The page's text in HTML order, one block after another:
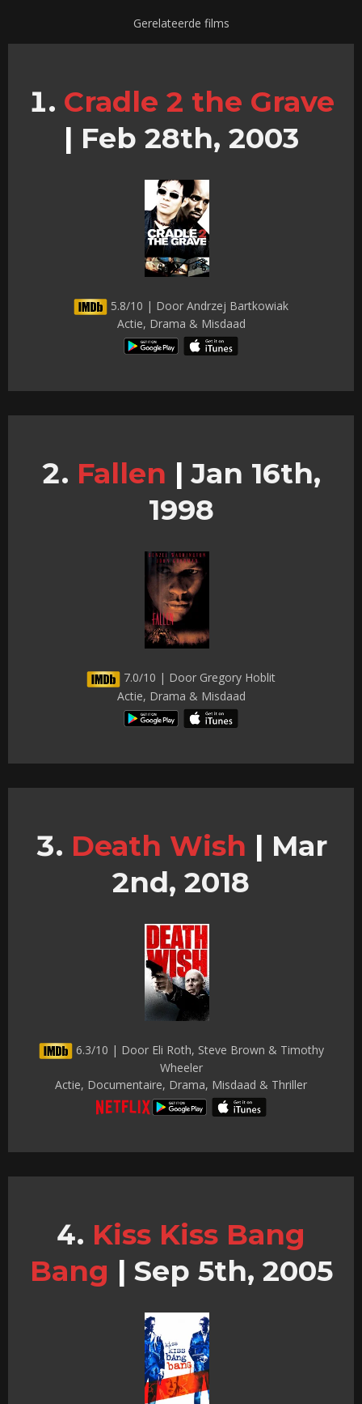
Gerelateerde films
Cradle 2 the Grave
| Feb 28th, 2003
5.8/10 | Door Andrzej Bartkowiak
Actie, Drama & Misdaad
Fallen | Jan 16th,
1998
7.0/10 | Door Gregory Hoblit
Actie, Drama & Misdaad
Death Wish | Mar
2nd, 2018
6.3/10 | Door Eli Roth, Steve Brown & Timothy
Wheeler
Actie, Documentaire, Drama, Misdaad & Thriller
Kiss Kiss Bang
Bang | Sep 5th, 2005